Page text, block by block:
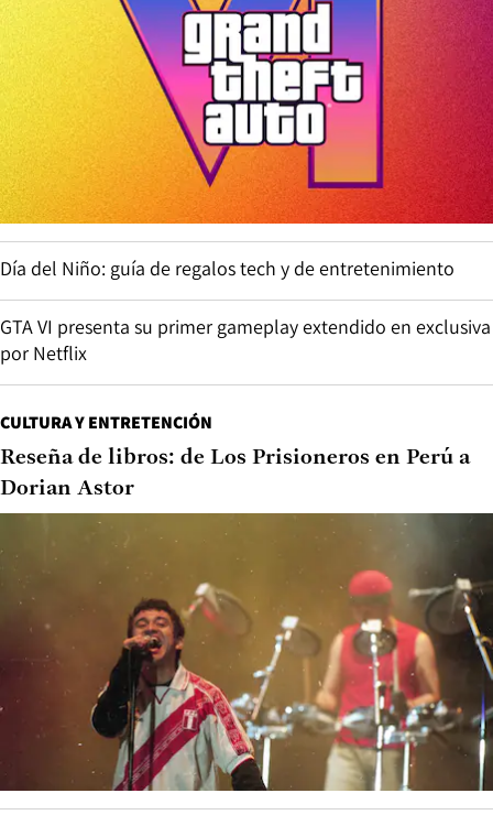
Día del Niño: guía de regalos tech y de entretenimiento
GTA VI presenta su primer gameplay extendido en exclusiva
por Netflix
CULTURA Y ENTRETENCIÓN
Reseña de libros: de Los Prisioneros en Perú a
Dorian Astor